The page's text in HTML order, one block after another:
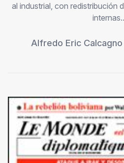
al industrial, con redistribución
Alfredo Eric Calcagno